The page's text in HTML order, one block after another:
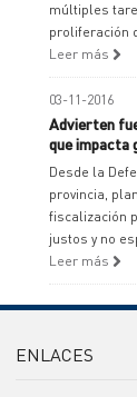
múltiples
proliferación
Leer más
03-11-2016
Advierten
que impacta
Desde la
provincia,
fiscalización
justos y no
Leer más
ENLACES